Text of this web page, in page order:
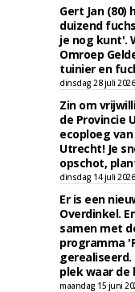
Gert Jan
duizend
je nog kunt'.
Omroep
tuinier en
dinsdag 28 juli 2026
Zin om
de Provincie
ecoploeg
Utrecht! Je
opschot,
dinsdag 14 juli 2026
Er is een
Overdinkel.
samen met
programma
plek waar
maandag 15 juni